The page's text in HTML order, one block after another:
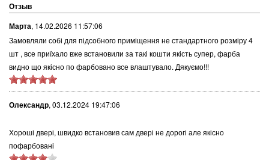
Отзыв
Марта, 14.02.2026 11:57:06
Замовляли собі для підсобного приміщення не стандартного розміру 4
шт , все приїхало вже встановили за такі кошти якість супер, фарба
видно що якісно по фарбовано все влаштувало. Дякуємо!!!
Олександр, 03.12.2024 19:47:06
Хороші двері, швидко встановив сам двері не дорогі але якісно
пофарбовані